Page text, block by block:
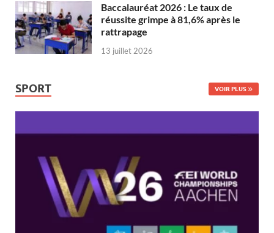
Baccalauréat 2026 : Le taux de
réussite grimpe à 81,6% après le
rattrapage
13 juillet 2026
SPORT VOIR PLUS